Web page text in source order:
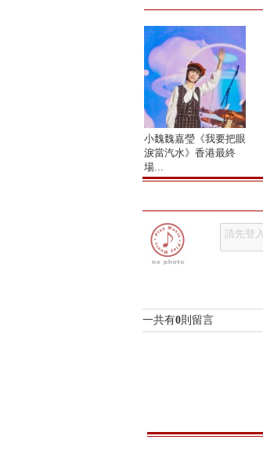
小魏魏嘉瑩《我要把眼
淚當汽水》香港最終
場...
一共有0則留言